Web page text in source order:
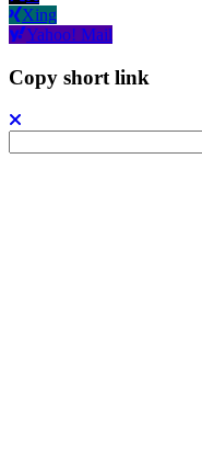
Xing
Yahoo! Mail
Copy short link